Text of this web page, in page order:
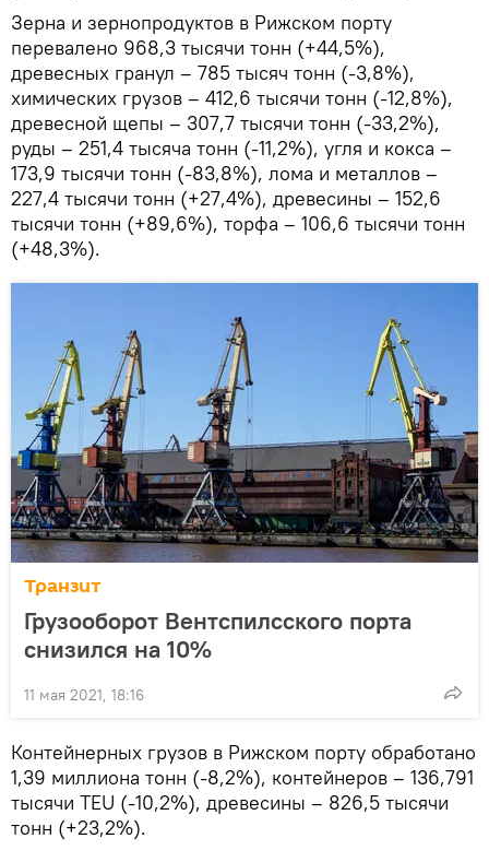
Зерна и зернопродуктов в Рижском порту
перевалено 968,3 тысячи тонн (+44,5%),
древесных гранул – 785 тысяч тонн (-3,8%),
химических грузов – 412,6 тысячи тонн (-12,8%),
древесной щепы – 307,7 тысячи тонн (-33,2%),
руды – 251,4 тысяча тонн (-11,2%), угля и кокса –
173,9 тысячи тонн (-83,8%), лома и металлов –
227,4 тысячи тонн (+27,4%), древесины – 152,6
тысячи тонн (+89,6%), торфа – 106,6 тысячи тонн
(+48,3%).
Транзит
Грузооборот Вентспилсского порта
снизился на 10%
11 мая 2021, 18:16
Контейнерных грузов в Рижском порту обработано
1,39 миллиона тонн (-8,2%), контейнеров – 136,791
тысячи TEU (-10,2%), древесины – 826,5 тысячи
тонн (+23,2%).